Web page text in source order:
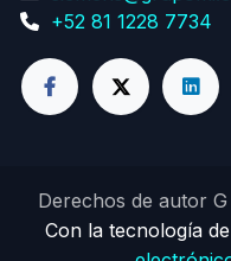
+52 81 1228 7734
Derechos de autor
Con la tecnología de